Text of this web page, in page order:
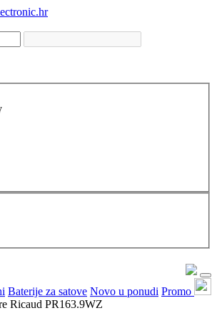
Baterije za satove Novo u ponudi Promo
Ricaud PR163.9WZ